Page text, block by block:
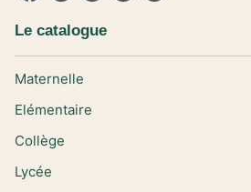
Le catalogue
Maternelle
Elémentaire
Collège
Lycée